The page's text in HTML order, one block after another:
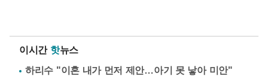
이시간 핫뉴스
하리수 "이혼 내가 먼저 제안…아기 못 낳아 미안"